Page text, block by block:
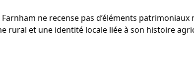
ne recense pas d’éléments
rural et une identité locale liée à son histoire